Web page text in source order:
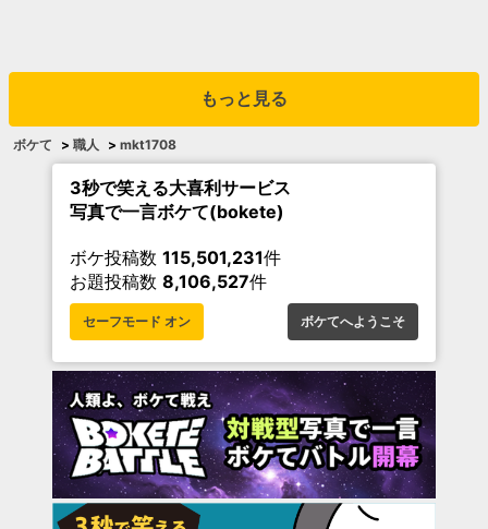
もっと見る
ボケて > 職人 > mkt1708
3秒で笑える大喜利サービス
写真で一言ボケて(bokete)
ボケ投稿数 115,501,231件
お題投稿数 8,106,527件
セーフモード オン ボケてへようこそ